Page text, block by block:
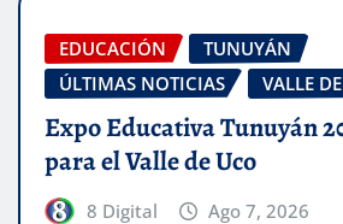
EDUCACIÓN
TUNUYÁN
ÚLTIMAS NOTICIAS
VALLE
Expo Educativa Tunuyán
para el Valle de Uco
8 Digital Ago 7, 2026